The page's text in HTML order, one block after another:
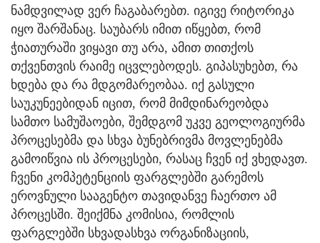
ნამდვილად ვერ ჩაგაბარებთ. იგივე რიტორიკა
იყო შარშანაც. საუბარს იმით იწყებთ, რომ
ჭიათურაში ვიყავი თუ არა, ამით თითქოს
თქვენთვის რაიმე იცვლებოდეს. გიპასუხებთ, რა
ხდება და რა მდგომარეობაა. იქ გასული
საუკუნეებიდან იცით, რომ მიმდინარეობდა
სამთო სამუშაოები, შემდგომ უკვე გეოლოგიურმა
პროცესებმა და სხვა ბუნებრივმა მოვლენებმა
გამოიწვია ის პროცესები, რასაც ჩვენ იქ ვხედავთ.
ჩვენი კომპეტენციის ფარგლებში გარემოს
ეროვნული სააგენტო თავიდანვე ჩაერთო ამ
პროცესში. შეიქმნა კომისია, რომლის
ფარგლებში სხვადასხვა ორგანიზაციის,